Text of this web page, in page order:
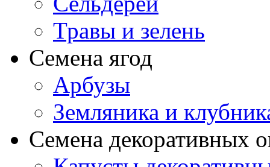
Травы и зелень
Семена ягод
Арбузы
Земляника и
Семена декоративных